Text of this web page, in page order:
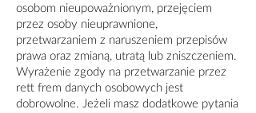
osobom nieupoważnionym, przejęciem
przez osoby nieuprawnione,
przetwarzaniem z naruszeniem przepisów
prawa oraz zmianą, utratą lub zniszczeniem.
Wyrażenie zgody na przetwarzanie przez
rett frem danych osobowych jest
dobrowolne. Jeżeli masz dodatkowe pytania